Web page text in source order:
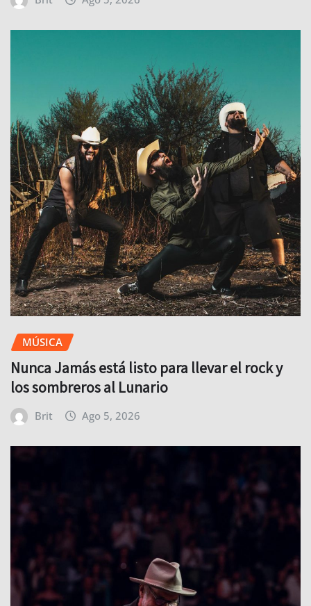
MÚSICA
Nunca Jamás está listo para llevar el rock y
los sombreros al Lunario
Brit Ago 5, 2026